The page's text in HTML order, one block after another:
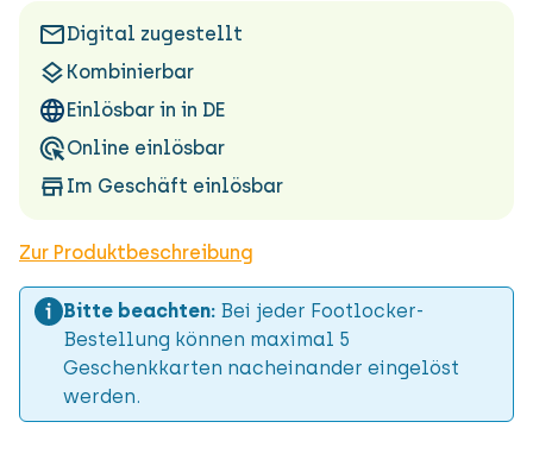
Bitte beachten: Bei jeder Footlocker-
Bestellung können maximal 5
Geschenkkarten nacheinander eingelöst
werden.
Digital zugestellt
Kombinierbar
Einlösbar in in DE
Online einlösbar
Im Geschäft einlösbar
Zur Produktbeschreibung